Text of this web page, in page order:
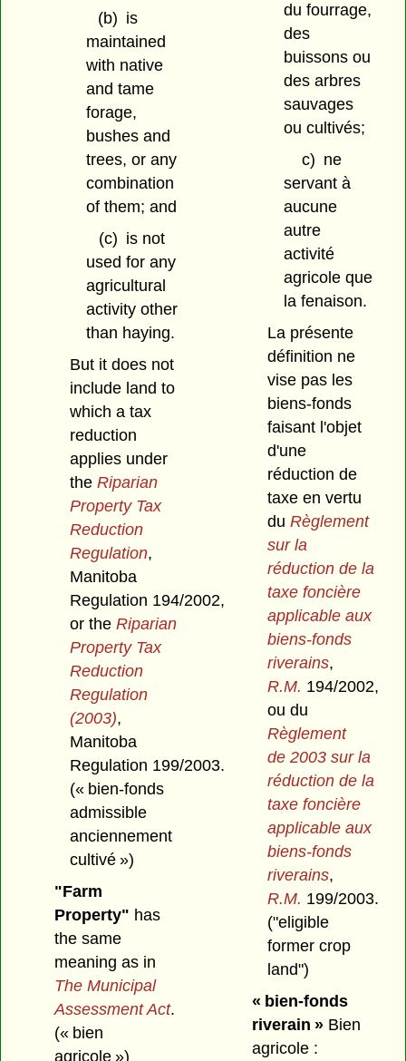
(b) is
maintained
with native
and tame
forage,
bushes and
trees, or any
combination
of them; and
(c) is not
used for any
agricultural
activity other
than haying.
But it does not
include land to
which a tax
reduction
applies under
theRiparian
Property Tax
Reduction
Regulation,
Manitoba
Regulation 194/2002,
or theRiparian
Property Tax
Reduction
Regulation
(2003),
Manitoba
Regulation 199/2003.
(« bien-fonds
admissible
anciennement
cultivé »)
"Farm
Property" has
the same
meaning as in
The Municipal
Assessment Act.
(« bien
agricole »)
du fourrage,
des
buissons ou
des arbres
sauvages
ou cultivés;
c) ne
servant à
aucune
autre
activité
agricole que
la fenaison.
La présente
définition ne
vise pas les
biens-fonds
faisant l'objet
d'une
réduction de
taxe en vertu
duRèglement
sur la
réduction de la
taxe foncière
applicable aux
biens-fonds
riverains,
R.M. 194/2002,
ou du
Règlement
de 2003 sur la
réduction de la
taxe foncière
applicable aux
biens-fonds
riverains,
R.M. 199/2003.
("eligible
former crop
land")
« bien-fonds
riverain » Bien
agricole :